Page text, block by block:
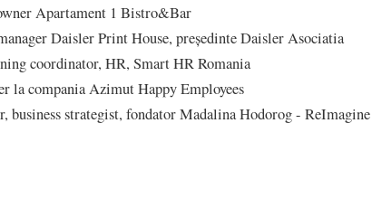
Apartament 1 Bistro&Bar
Daisler Print House, președinte Daisler Asociatia
coordinator, HR, Smart HR Romania
la compania Azimut Happy Employees
business strategist, fondator Madalina Hodorog - ReImagine